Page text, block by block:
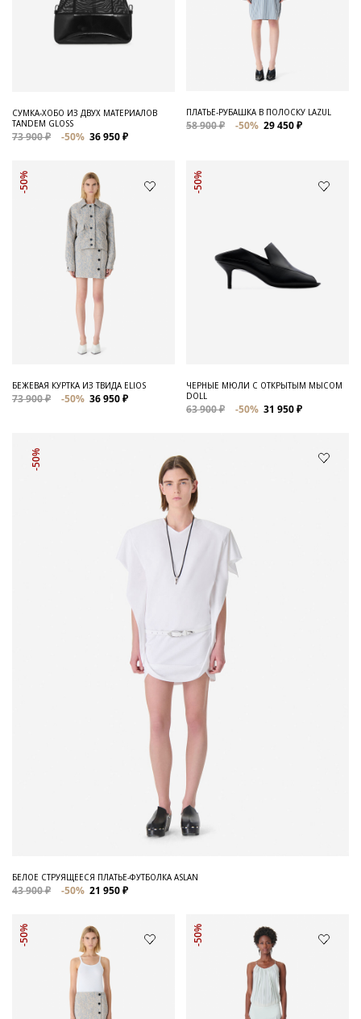
СУМКА-ХОБО ИЗ ДВУХ МАТЕРИАЛОВ
TANDEM GLOSS
73 900 ₽ -50% 36 950 ₽
ПЛАТЬЕ-РУБАШКА В ПОЛОСКУ LAZUL
58 900 ₽ -50% 29 450 ₽
-50%
БЕЖЕВАЯ КУРТКА ИЗ ТВИДА ELIOS
73 900 ₽ -50% 36 950 ₽
-50%
ЧЕРНЫЕ МЮЛИ С ОТКРЫТЫМ МЫСОМ
DOLL
63 900 ₽ -50% 31 950 ₽
-50%
БЕЛОЕ СТРУЯЩЕЕСЯ ПЛАТЬЕ-ФУТБОЛКА ASLAN
43 900 ₽ -50% 21 950 ₽
-50% -50%